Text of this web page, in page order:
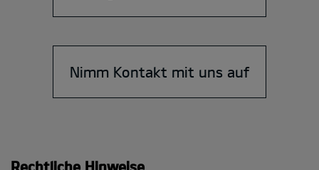
Nimm Kontakt mit uns auf
Rechtliche Hinweise